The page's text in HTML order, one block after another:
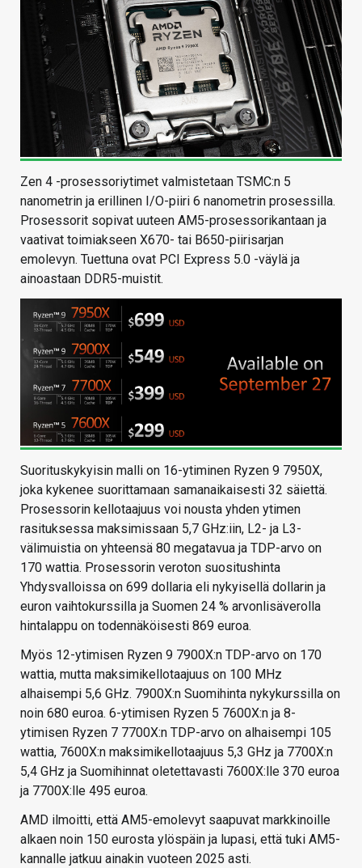
Zen 4 -prosessoriytimet valmistetaan TSMC:n 5
nanometrin ja erillinen I/O-piiri 6 nanometrin prosessilla.
Prosessorit sopivat uuteen AM5-prosessorikantaan ja
vaativat toimiakseen X670- tai B650-piirisarjan
emolevyn. Tuettuna ovat PCI Express 5.0 -väylä ja
ainoastaan DDR5-muistit.
Suorituskykyisin malli on 16-ytiminen Ryzen 9 7950X,
joka kykenee suorittamaan samanaikaisesti 32 säiettä.
Prosessorin kellotaajuus voi nousta yhden ytimen
rasituksessa maksimissaan 5,7 GHz:iin, L2- ja L3-
välimuistia on yhteensä 80 megatavua ja TDP-arvo on
170 wattia. Prosessorin veroton suositushinta
Yhdysvalloissa on 699 dollaria eli nykyisellä dollarin ja
euron vaihtokurssilla ja Suomen 24 % arvonlisäverolla
hintalappu on todennäköisesti 869 euroa.
Myös 12-ytimisen Ryzen 9 7900X:n TDP-arvo on 170
wattia, mutta maksimikellotaajuus on 100 MHz
alhaisempi 5,6 GHz. 7900X:n Suomihinta nykykurssilla on
noin 680 euroa. 6-ytimisen Ryzen 5 7600X:n ja 8-
ytimisen Ryzen 7 7700X:n TDP-arvo on alhaisempi 105
wattia, 7600X:n maksimikellotaajuus 5,3 GHz ja 7700X:n
5,4 GHz ja Suomihinnat oletettavasti 7600X:lle 370 euroa
ja 7700X:lle 495 euroa.
AMD ilmoitti, että AM5-emolevyt saapuvat markkinoille
alkaen noin 150 eurosta ylöspäin ja lupasi, että tuki AM5-
kannalle jatkuu ainakin vuoteen 2025 asti.